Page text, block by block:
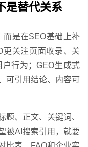
是替代关系
而是在SEO基础上补
更关注页面收录、关
行为；GEO生成式
可引用结论、内容可
题、正文、关键词、
被AI搜索引用，就要